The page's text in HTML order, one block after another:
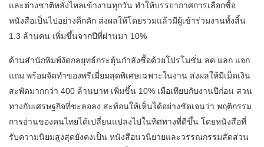
และต่างชาติหลั่งไหลเข้างานทุกวัน ทำให้บรรยากาศการเลือกซื้อ
หนังสือเป็นไปอย่างคึกคัก ส่งผลให้โดยรวมแล้วมีผู้เข้าร่วมงานทั้งสิ้น
1.3 ล้านคน เพิ่มขึ้นจากปีที่ผ่านมา 10%
ด้านสำนักพิมพ์งัดกลยุทธ์กระตุ้นกำลังซื้อด้วยโปรโมชั่น ลด แลก แจก
แถม พร้อมจัดทำของพรีเมี่ยมสุดพิเศษเฉพาะในงาน ส่งผลให้มีเม็ดเงิน
สะพัดมากกว่า 400 ล้านบาท เพิ่มขึ้น 10% เมื่อเทียบกับงานปีก่อน สวน
ทางกับเศรษฐกิจที่ชะลอลง สะท้อนให้เห็นได้อย่างชัดเจนว่า พฤติกรรม
การอ่านของคนไทยได้เปลี่ยนแปลงไปในทิศทางที่ดีขึ้น โดยหนังสือที่
รับความนิยมสูงสุดยังคงเป็น หนังสือนวนิยายและวรรณกรรมสัดส่วน